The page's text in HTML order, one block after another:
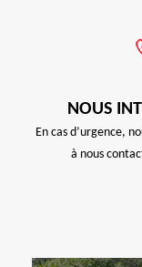
NOUS
En cas d’urgence,
à nous